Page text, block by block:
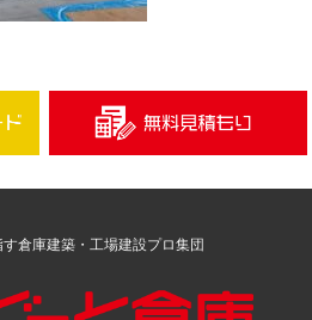
す倉庫建築・工場建設プロ集団